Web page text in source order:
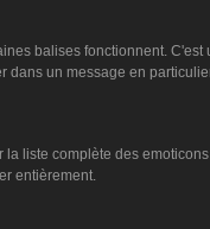
balises fonctionnent. C'est
dans un message en
liste complète des
entièrement.